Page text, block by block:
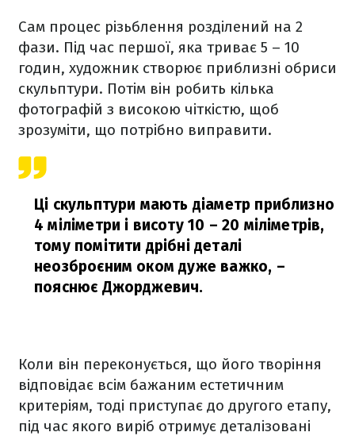
Сам процес різьблення розділений на 2
фази. Під час першої, яка триває 5 – 10
годин, художник створює приблизні обриси
скульптури. Потім він робить кілька
фотографій з високою чіткістю, щоб
зрозуміти, що потрібно виправити.
Ці скульптури мають діаметр приблизно
4 міліметри і висоту 10 – 20 міліметрів,
тому помітити дрібні деталі
неозброєним оком дуже важко, –
пояснює Джорджевич.
Коли він переконується, що його творіння
відповідає всім бажаним естетичним
критеріям, тоді приступає до другого етапу,
під час якого виріб отримує деталізовані